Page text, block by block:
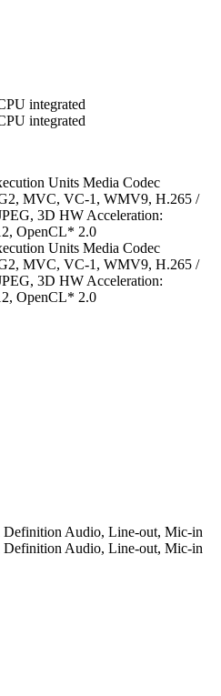
integrated
integrated
Units Media Codec
MVC, VC-1, WMV9, H.265 /
3D HW Acceleration:
OpenCL* 2.0
Units Media Codec
MVC, VC-1, WMV9, H.265 /
3D HW Acceleration:
OpenCL* 2.0
Audio, Line-out, Mic-in
Audio, Line-out, Mic-in